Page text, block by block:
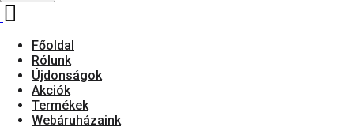
Főoldal
Rólunk
Újdonságok
Akciók
Termékek
Webáruházaink